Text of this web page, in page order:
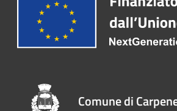
Comune di